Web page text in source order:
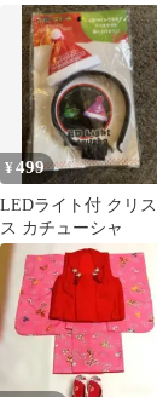
ガイコツ かぼちゃ
ッカー
¥499
LEDライト付 クリ
ス カチューシャ